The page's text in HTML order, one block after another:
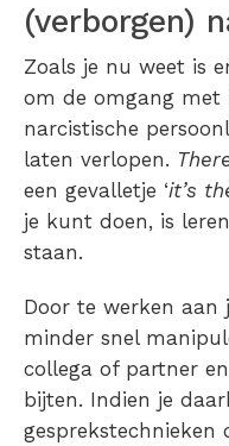
(verborgen)
Zoals je nu weet is
om de omgang met
narcistische
laten verlopen.
een gevalletje ‘it’s
je kunt doen, is
staan.
Door te werken aan
minder snel
collega of partner
bijten. Indien je
gesprekstechnieken